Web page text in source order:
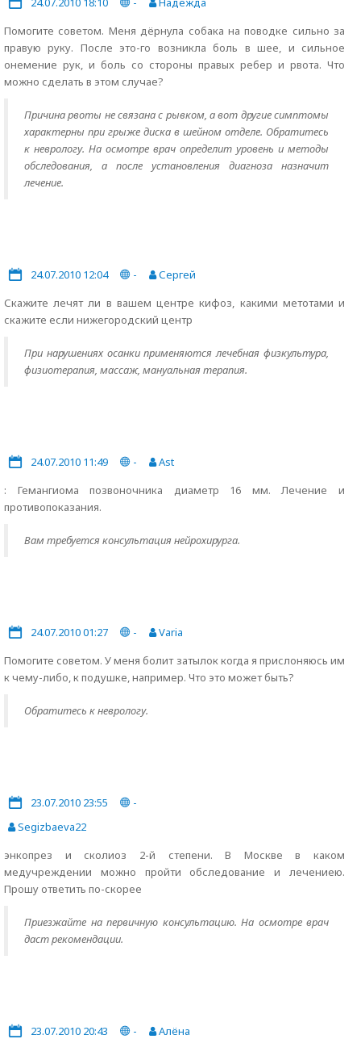
Помогите советом. Меня дёрнула собака на поводке сильно за
правую руку. После это-го возникла боль в шее, и сильное
онемение рук, и боль со стороны правых ребер и рвота. Что
можно сделать в этом случае?
Причина рвоты не связана с рывком, а вот другие симптомы
характерны при грыже диска в шейном отделе. Обратитесь
к неврологу. На осмотре врач определит уровень и методы
обследования, а после установления диагноза назначит
лечение.
24.07.2010 12:04 -
Сергей
Скажите лечят ли в вашем центре кифоз, какими метотами и
скажите если нижегородский центр
При нарушениях осанки применяются лечебная физкультура,
физиотерапия, массаж, мануальная терапия.
24.07.2010 11:49 -
Ast
: Гемангиома позвоночника диаметр 16 мм. Лечение и
противопоказания.
Вам требуется консультация нейрохирурга.
24.07.2010 01:27 -
Varia
Помогите советом. У меня болит затылок когда я прислоняюсь им
к чему-либо, к подушке, например. Что это может быть?
Обратитесь к неврологу.
23.07.2010 23:55
-
Segizbaeva22
энкопрез и сколиоз 2-й степени. В Москве в каком
медучреждении можно пройти обследование и лечениею.
Прошу ответить по-скорее
Приезжайте на первичную консультацию. На осмотре врач
даст рекомендации.
23.07.2010 20:43 -
Алёна